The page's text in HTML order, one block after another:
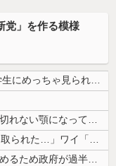
党」を作る模様
【画像】 まま「なんかプール入ってたら学生にめっちゃ見られたw」
【悲報】キャバクラの女の子、お肉を噛み切れない顎になってしまう・・・
【悲報】積水ハウス「地面師に55億円騙し取られた…」ワイ「会社終わった...
万年赤字のインドネシア新幹線。負債を埋めるため政府が過半数の株式を引き...